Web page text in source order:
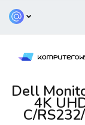
Dell
4K
C/